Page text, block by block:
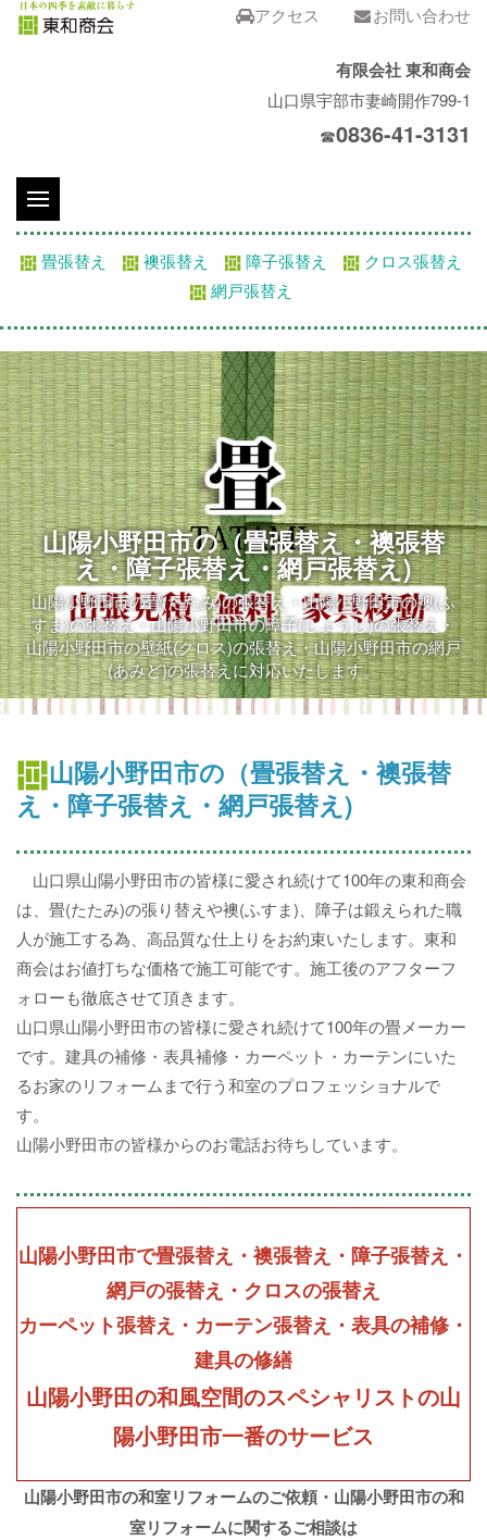
アクセス お問い合わせ
有限会社 東和商会
山口県宇部市妻崎開作799-1
☎0836-41-3131
畳張替え 襖張替え 障子張替え
クロス張替え
網戸張替え
山陽小野田市の（畳張替え・襖張替
え・障子張替え・網戸張替え)
山陽小野田市の畳(たたみ)の張替え・山陽小野田市の襖(ふ
すま)の張替え・山陽小野田市の障子(しょうじ)の張替え・
山陽小野田市の壁紙(クロス)の張替え・山陽小野田市の網戸
(あみど)の張替えに対応いたします。
山陽小野田市の（畳張替え・襖張替
え・障子張替え・網戸張替え)
山口県山陽小野田市の皆様に愛され続けて100年の東和商会
は、畳(たたみ)の張り替えや襖(ふすま)、障子は鍛えられた職
人が施工する為、高品質な仕上りをお約束いたします。東和
商会はお値打ちな価格で施工可能です。施工後のアフターフ
ォローも徹底させて頂きます。
山口県山陽小野田市の皆様に愛され続けて100年の畳メーカー
です。建具の補修・表具補修・カーペット・カーテンにいた
るお家のリフォームまで行う和室のプロフェッショナルで
す。
山陽小野田市の皆様からのお電話お待ちしています。
山陽小野田市で畳張替え・襖張替え・障子張替え・
網戸の張替え・クロスの張替え
カーペット張替え・カーテン張替え・表具の補修・
建具の修繕
山陽小野田の和風空間のスペシャリストの山
陽小野田市一番のサービス
山陽小野田市の和室リフォームのご依頼・山陽小野田市の和
室リフォームに関するご相談は